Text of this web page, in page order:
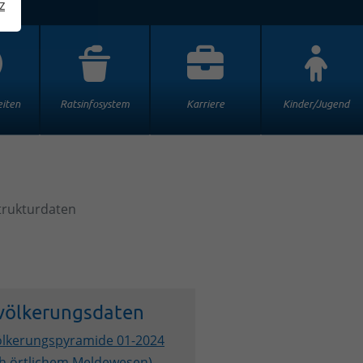
Ratsinfosystem Karriere Kinder/Jugend
01-2024